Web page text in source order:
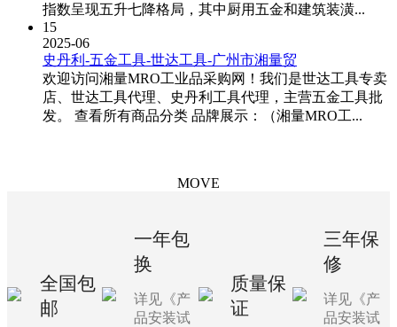
指数呈现五升七降格局，其中厨用五金和建筑装潢...
15
2025-06
史丹利-五金工具-世达工具-广州市湘量贸
欢迎访问湘量MRO工业品采购网！我们是世达工具专卖
店、世达工具代理、史丹利工具代理，主营五金工具批
发。 查看所有商品分类 品牌展示：（湘量MRO工...
MOVE
全国包
邮
一年包
换
详见《产
品安装试
质量保
证
三年保
修
详见《产
品安装试